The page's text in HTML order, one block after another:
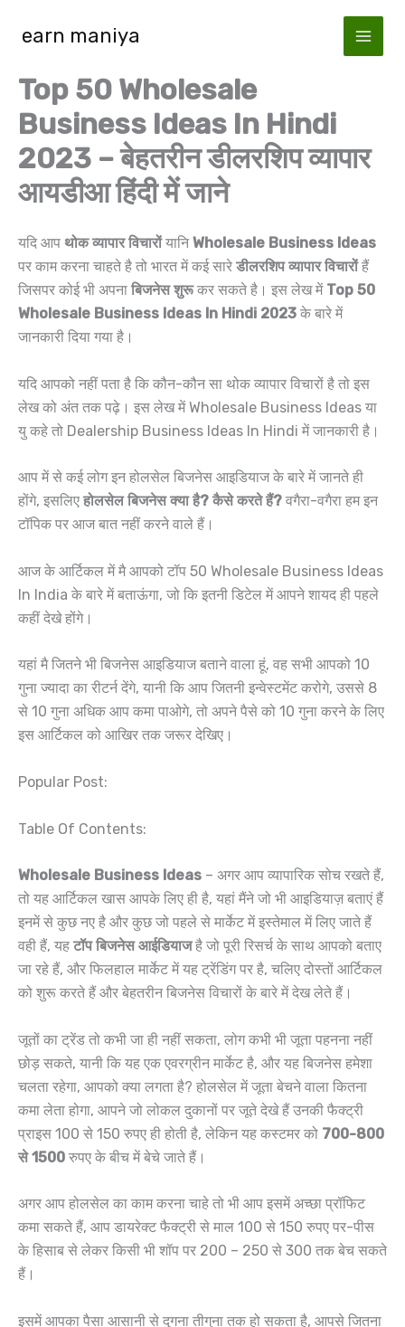
earn maniya
Top 50 Wholesale
Business Ideas In Hindi
2023 – बेहतरीन डीलरशिप व्यापार
आयडीआ हिंदी में जाने
यदि आप थोक व्यापार विचारोंयानिWholesale Business Ideas
पर काम करना चाहते है तो भारत में कई सारे डीलरशिप व्यापार विचारोंहैं
जिसपर कोई भी अपना बिजनेस शुरूकर सकते है। इस लेख में Top 50
Wholesale Business Ideas In Hindi 2023 के बारे में
जानकारी दिया गया है।
यदि आपको नहीं पता है कि कौन-कौन सा थोक व्यापार विचारों है तो इस
लेख को अंत तक पढ़े। इस लेख में Wholesale Business Ideas या
यु कहे तो Dealership Business Ideas In Hindi में जानकारी है।
आप में से कई लोग इन होलसेल बिजनेस आइडियाज के बारे में जानते ही
होंगे, इसलिए होलसेल बिजनेस क्या है? कैसे करते हैं? वगैरा-वगैरा हम इन
टॉपिक पर आज बात नहीं करने वाले हैं।
आज के आर्टिकल में मै आपको टॉप 50 Wholesale Business Ideas
In India के बारे में बताऊंगा, जो कि इतनी डिटेल में आपने शायद ही पहले
कहीं देखे होंगे।
यहां मै जितने भी बिजनेस आइडियाज बताने वाला हूं, वह सभी आपको 10
गुना ज्यादा का रीटर्न देंगे, यानी कि आप जितनी इन्वेस्टमेंट करोगे, उससे 8
से 10 गुना अधिक आप कमा पाओगे, तो अपने पैसे को 10 गुना करने के लिए
इस आर्टिकल को आखिर तक जरूर देखिए।
Popular Post:
Table Of Contents:
Wholesale Business Ideas – अगर आप व्यापारिक सोच रखते हैं,
तो यह आर्टिकल खास आपके लिए ही है, यहां मैंने जो भी आइडियाज़ बताएं हैं
इनमें से कुछ नए है और कुछ जो पहले से मार्केट में इस्तेमाल में लिए जाते हैं
वही हैं, यह टॉप बिजनेस आईडियाजहै जो पूरी रिसर्च के साथ आपको बताए
जा रहे हैं, और फिलहाल मार्केट में यह ट्रेंडिंग पर है, चलिए दोस्तों आर्टिकल
को शुरू करते हैं और बेहतरीन बिजनेस विचारों के बारे में देख लेते हैं।
जूतों का ट्रेंड तो कभी जा ही नहीं सकता, लोग कभी भी जूता पहनना नहीं
छोड़ सकते, यानी कि यह एक एवरग्रीन मार्केट है, और यह बिजनेस हमेशा
चलता रहेगा, आपको क्या लगता है? होलसेल में जूता बेचने वाला कितना
कमा लेता होगा, आपने जो लोकल दुकानों पर जूते देखे हैं उनकी फैक्ट्री
प्राइस 100 से 150 रुपए ही होती है, लेकिन यह कस्टमर को 700-800
से 1500 रुपए के बीच में बेचे जाते हैं।
अगर आप होलसेल का काम करना चाहे तो भी आप इसमें अच्छा प्रॉफिट
कमा सकते हैं, आप डायरेक्ट फैक्ट्री से माल 100 से 150 रुपए पर-पीस
के हिसाब से लेकर किसी भी शॉप पर 200 – 250 से 300 तक बेच सकते
हैं।
इसमें आपका पैसा आसानी से दुगना तीगुना तक हो सकता है, आपसे जितना